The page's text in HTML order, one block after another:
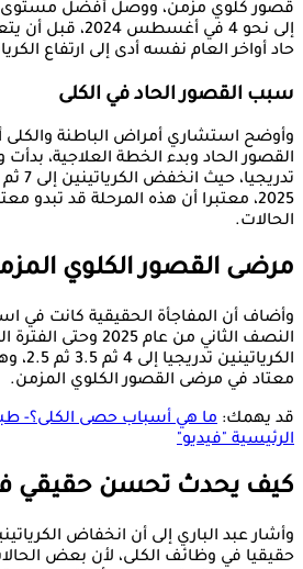
قصور كلوي مزمن، ووصل أفضل مستوى
إلى نحو 4 في
حاد أواخر العام نفسه أدى إلى ارتفاع
سبب القصور الحاد في الكلى
وأوضح استشاري أمراض الباطنة
القصور الحاد وبدء الخطة العلاجية،
2025، معتبرا أن هذه المرحلة قد
الحالات.
مرضى القصور الكلوي
وأضاف أن المفاجأة الحقيقية كانت في
النصف الثاني من عام
معتاد في مرضى القصور الكلوي المزمن.
قد يهمك: ما هي أسباب حصى الكلى؟-
الرئيسية "فيديو"
كيف يحدث تحسن حقيقي
وأشار عبد الباري إلى أن انخفاض
حقيقيا في وظائف الكلى، لأن بعض